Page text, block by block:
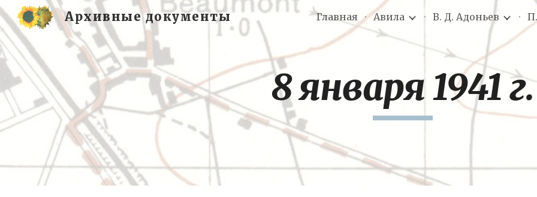
Skip to main content Skip to
Архивные документы Главная Авила В. Д. Адоньев
8 января 1941 г.